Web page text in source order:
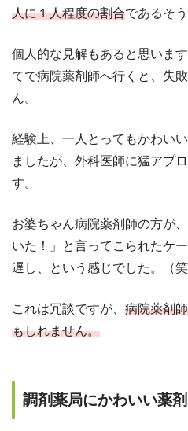
人に１人程度の割合であるそう
個人的な見解もあると思いま
てで病院薬剤師へ行くと、失
ん。
経験上、一人とってもかわい
ましたが、外科医師に猛アプ
す。
お婆ちゃん病院薬剤師の方が
いた！」と言ってこられたケ
遅し、という感じでした。（笑
これは冗談ですが、 病院薬剤
もしれません。
調剤薬局にかわいい薬